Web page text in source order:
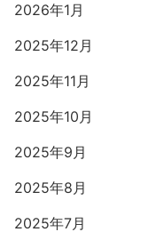
2026年1月
2025年12月
2025年11月
2025年10月
2025年9月
2025年8月
2025年7月